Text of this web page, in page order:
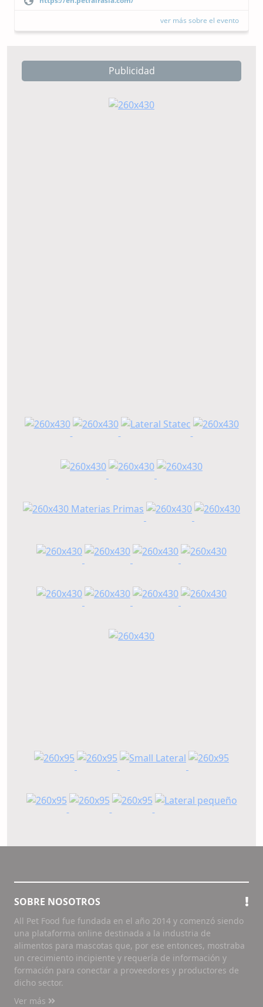
ver más sobre el evento
Publicidad
SOBRE NOSOTROS
All Pet Food fue fundada en el año 2014 y comenzó siendo
una plataforma online destinada a la industria de
alimentos para mascotas que, por ese entonces, mostraba
un crecimiento incipiente y requería de información y
formación para conectar a proveedores y productores de
dicho sector.
Ver más